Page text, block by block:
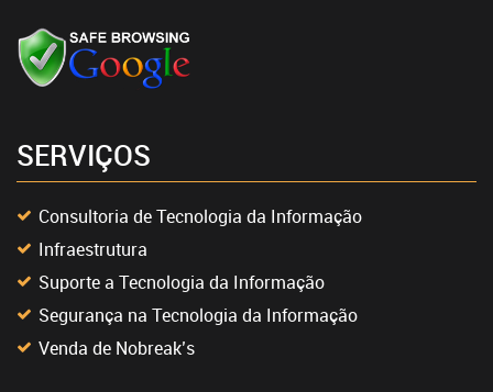
SERVIÇOS
Consultoria de Tecnologia da Informação
Infraestrutura
Suporte a Tecnologia da Informação
Segurança na Tecnologia da Informação
Venda de Nobreak’s